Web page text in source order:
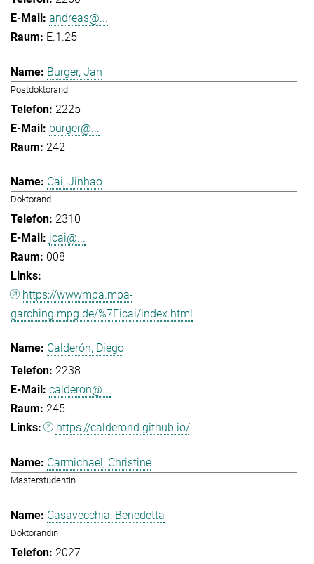
andreas@...
E.1.25
Burger, Jan
Postdoktorand
2225
burger@...
242
Cai, Jinhao
Doktorand
2310
jcai@...
008
https://wwwmpa.mpa-
garching.mpg.de/%7Eicai/index.html
Calderón, Diego
2238
calderon@...
245
https://calderond.github.io/
Carmichael, Christine
Masterstudentin
Casavecchia, Benedetta
Doktorandin
2027